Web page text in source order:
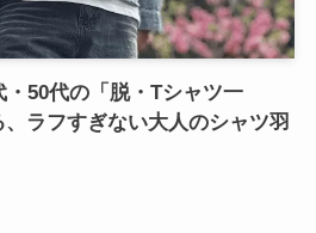
・50代の「脱・Tシャツ一
ラフすぎない大人のシャツ羽